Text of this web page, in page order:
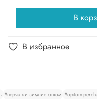
В
В избранное
#перчатки зимние оптом #optom-